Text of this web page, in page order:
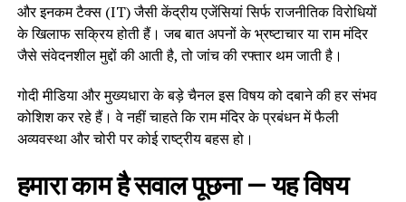
और इनकम टैक्स (IT) जैसी केंद्रीय एजेंसियां सिर्फ राजनीतिक विरोधियों
के खिलाफ सक्रिय होती हैं। जब बात अपनों के भ्रष्टाचार या राम मंदिर
जैसे संवेदनशील मुद्दों की आती है, तो जांच की रफ्तार थम जाती है।
गोदी मीडिया और मुख्यधारा के बड़े चैनल इस विषय को दबाने की हर संभव
कोशिश कर रहे हैं। वे नहीं चाहते कि राम मंदिर के प्रबंधन में फैली
अव्यवस्था और चोरी पर कोई राष्ट्रीय बहस हो।
हमारा काम है सवाल पूछना — यह विषय